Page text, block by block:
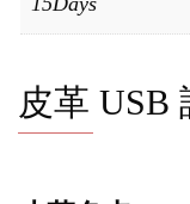
皮革 USB